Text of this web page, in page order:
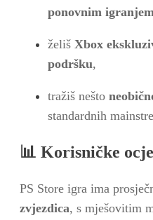
ponovnim
želiš Xbox
podršku,
tražiš nešto
standardnih
📊 Korisničke
PS Store igra ima
zvjezdica, s mješovitim